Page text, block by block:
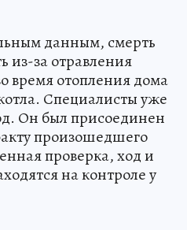
данным, смерть
из-за отравления
время отопления дома
Специалисты уже
Он был присоединен
произошедшего
проверка, ход и
на контроле у